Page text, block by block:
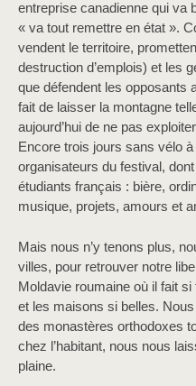
entreprise canadienne qui va
« va tout remettre en état ».
vendent le territoire,
destruction d’emplois) et les
que défendent les opposants
fait de laisser la montagne
aujourd’hui de ne pas
Encore trois jours sans vélo
organisateurs du festival,
étudiants français : bière,
musique, projets, amours et
Mais nous n’y tenons plus,
villes, pour retrouver notre
Moldavie roumaine où il fait
et les maisons si belles.
des monastères orthodoxes
chez l’habitant, nous nous
plaine.